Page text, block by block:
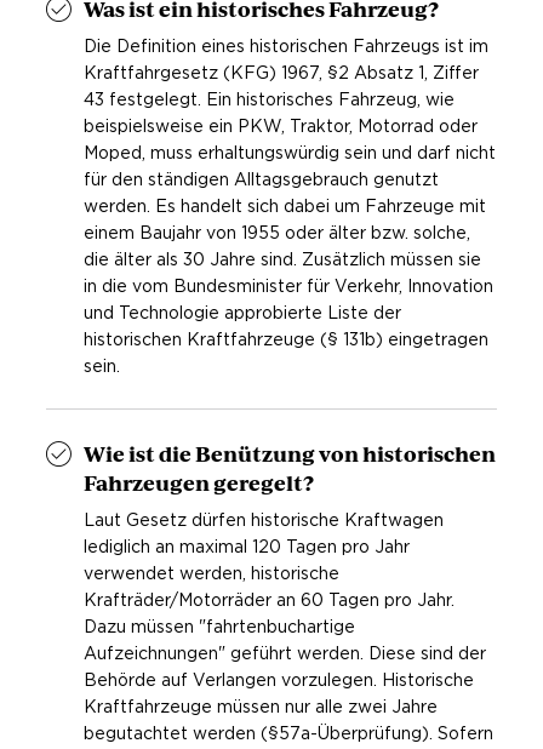
Was ist ein historisches Fahrzeug?
Die Definition eines historischen Fahrzeugs ist im
Kraftfahrgesetz (KFG) 1967, §2 Absatz 1, Ziffer
43 festgelegt. Ein historisches Fahrzeug, wie
beispielsweise ein PKW, Traktor, Motorrad oder
Moped, muss erhaltungswürdig sein und darf nicht
für den ständigen Alltagsgebrauch genutzt
werden. Es handelt sich dabei um Fahrzeuge mit
einem Baujahr von 1955 oder älter bzw. solche,
die älter als 30 Jahre sind. Zusätzlich müssen sie
in die vom Bundesminister für Verkehr, Innovation
und Technologie approbierte Liste der
historischen Kraftfahrzeuge (§ 131b) eingetragen
sein.
Wie ist die Benützung von historischen
Fahrzeugen geregelt?
Laut Gesetz dürfen historische Kraftwagen
lediglich an maximal 120 Tagen pro Jahr
verwendet werden, historische
Krafträder/Motorräder an 60 Tagen pro Jahr.
Dazu müssen "fahrtenbuchartige
Aufzeichnungen" geführt werden. Diese sind der
Behörde auf Verlangen vorzulegen. Historische
Kraftfahrzeuge müssen nur alle zwei Jahre
begutachtet werden (§57a-Überprüfung). Sofern